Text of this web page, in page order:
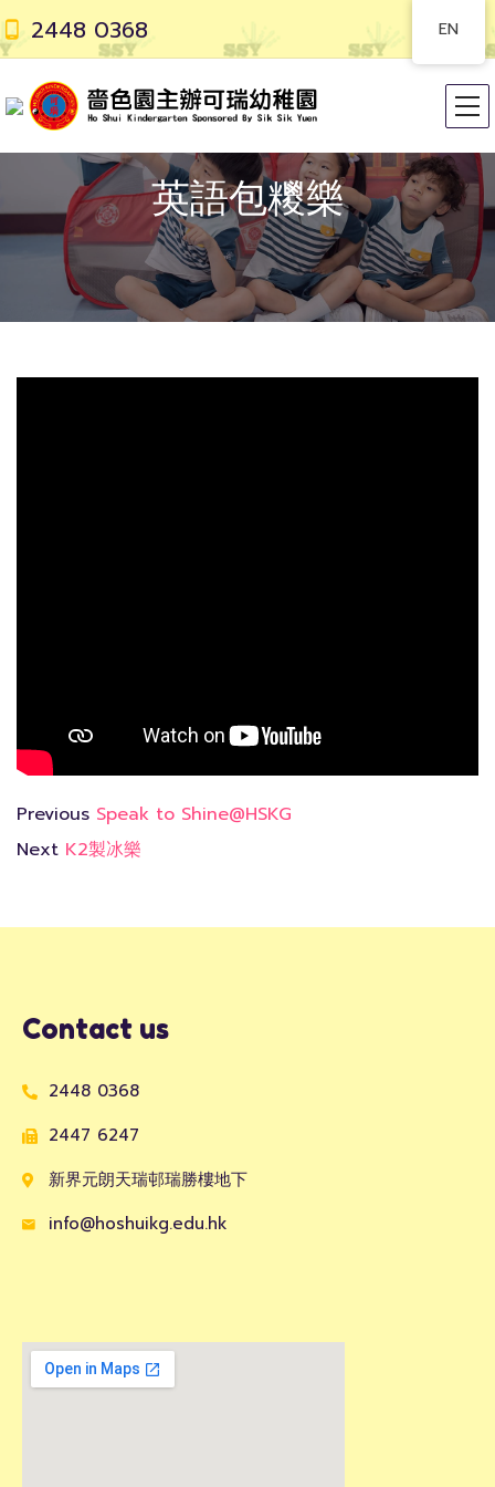
2448 0368
英語包糭樂
Previous Speak to Shine@HSKG
Next K2製冰樂
Contact us
2448 0368
2447 6247
新界元朗天瑞邨瑞勝樓地下
info@hoshuikg.edu.hk
EN